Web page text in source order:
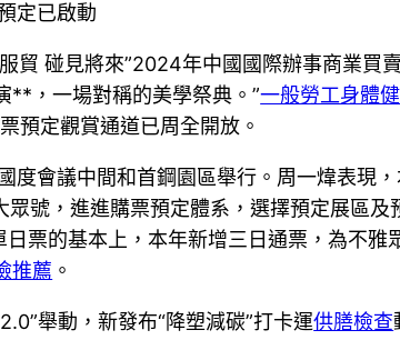
定已啟動
貿 碰見將來”2024年中國國際辦事商業買
**，一場對稱的美學祭典。”一般勞工身體
預定觀賞通道已周全開放。
度會議中間和首鋼園區舉行。周一煒表現
眾號，進進購票預定體系，選擇預定展區
票的基本上，本年新增三日通票，為不雅
推薦 。
舉動，新發布“降塑減碳”打卡運供膳檢查